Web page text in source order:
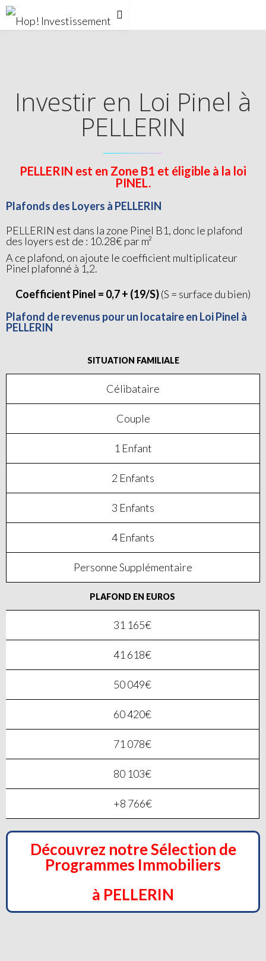
Investir en Loi Pinel à
PELLERIN
PELLERIN est en Zone B1 et éligible à la loi
PINEL.
Plafonds des Loyers à PELLERIN
PELLERIN est dans la zone Pinel B1, donc le plafond
des loyers est de : 10.28€ par m²
A ce plafond, on ajoute le coefficient multiplicateur
Pinel plafonné à 1,2.
Coefficient Pinel = 0,7 + (19/S)(S = surface du bien)
Plafond de revenus pour un locataire en Loi Pinel à
PELLERIN
SITUATION FAMILIALE
Célibataire
Couple
1 Enfant
2 Enfants
3 Enfants
4 Enfants
Personne Supplémentaire
PLAFOND EN EUROS
31 165€
41 618€
50 049€
60 420€
71 078€
80 103€
+8 766€
Découvrez notre Sélection de
Programmes Immobiliers
à PELLERIN